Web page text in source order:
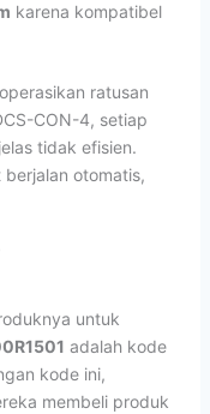
karena kompatibel
ratusan
CON-4, setiap
tidak efisien.
otomatis,
untuk
adalah kode
kode ini,
membeli produk